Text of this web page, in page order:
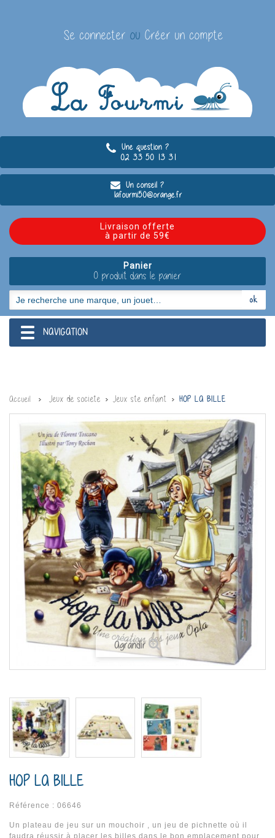
Se connecter ou Créer un compte
Une question ?
02 33 50 13 31
Un conseil ?
lafourmi50@orange.fr
Livraison offerte
à partir de 59€
Panier
0 produit dans le panier
navigation
NAVIGATION
Accueil Jeux de societe Jeux ste enfant HOP LA BILLE
Agrandir
HOP LA BILLE
Référence : 06646
Un plateau de jeu sur un mouchoir , un jeu de pichnette où il
faudra réussir à placer les billes dans le bon emplacement pour